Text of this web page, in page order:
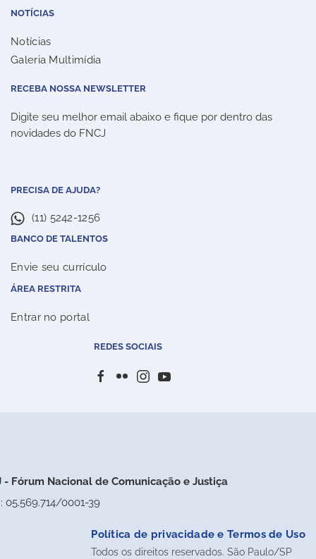
NOTÍCIAS
Notícias
Galeria Multimídia
RECEBA NOSSA NEWSLETTER
Digite seu melhor email abaixo e fique por dentro das
novidades do FNCJ
PRECISA DE AJUDA?
(11) 5242-1256
BANCO DE TALENTOS
Envie seu currículo
ÁREA RESTRITA
Entrar no portal
REDES SOCIAIS
- Fórum Nacional de Comunicação e Justiça
05.569.714/0001-39
Política de privacidade e Termos de Uso
Todos os direitos reservados. São Paulo/SP